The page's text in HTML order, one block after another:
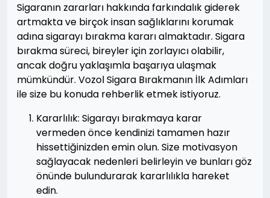
Sigaranın zararları hakkında farkındalık giderek
artmakta ve birçok insan sağlıklarını korumak
adına sigarayı bırakma kararı almaktadır. Sigara
bırakma süreci, bireyler için zorlayıcı olabilir,
ancak doğru yaklaşımla başarıya ulaşmak
mümkündür. Vozol Sigara Bırakmanın İlk Adımları
ile size bu konuda rehberlik etmek istiyoruz.
Kararlılık: Sigarayı bırakmaya karar
vermeden önce kendinizi tamamen hazır
hissettiğinizden emin olun. Size motivasyon
sağlayacak nedenleri belirleyin ve bunları göz
önünde bulundurarak kararlılıkla hareket
edin.